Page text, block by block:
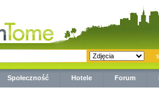
Społeczność Hotele Forum